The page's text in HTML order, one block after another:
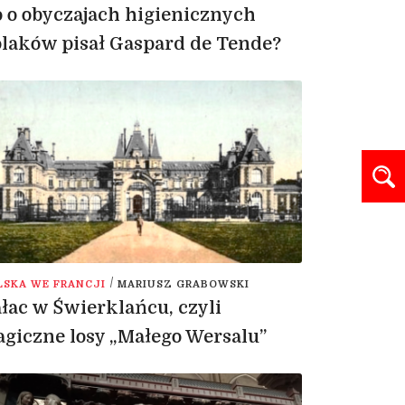
o obyczajach higienicznych
pisał Gaspard de Tende?
WE FRANCJI / MARIUSZ GRABOWSKI
w Świerklańcu, czyli
losy „Małego Wersalu”